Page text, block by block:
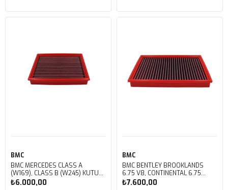
Sepete Ekle Sepete Ekle
BMC
BMC MERCEDES CLASS A
(W169), CLASS B (W245) KUTU
İÇİ PERFORMANS HAVA FİLTRESİ
₺6.000,00
BMC
BMC BENTLEY BROOKLANDS
6.75 V8, CONTINENTAL 6.75
V8, CORNICHE 6.75
₺7.600,00